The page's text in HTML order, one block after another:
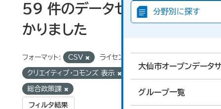
分野別に探す
大仙市オープンデータ
グループ一覧
59 件のデータセットが見つ
かりました
フォーマット: CSV ライセンス:
クリエイティブ・コモンズ 表示
総合政策課
フィルタ結果